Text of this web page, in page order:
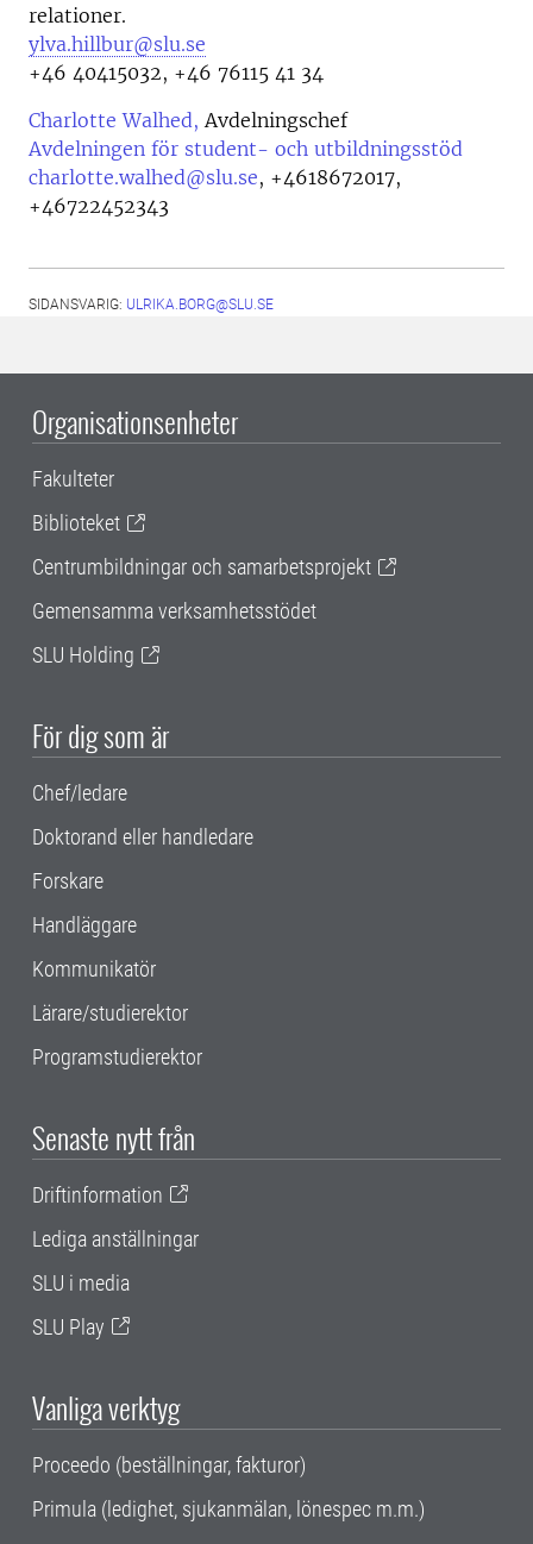
relationer.
ylva.hillbur@slu.se
+46 40415032, +46 76115 41 34
Charlotte Walhed, Avdelningschef
Avdelningen för student- och utbildningsstöd
charlotte.walhed@slu.se, +4618672017,
+46722452343
SIDANSVARIG: ULRIKA.BORG@SLU.SE
Organisationsenheter
Fakulteter
Biblioteket
Centrumbildningar och samarbetsprojekt
Gemensamma verksamhetsstödet
SLU Holding
För dig som är
Chef/ledare
Doktorand eller handledare
Forskare
Handläggare
Kommunikatör
Lärare/studierektor
Programstudierektor
Senaste nytt från
Driftinformation
Lediga anställningar
SLU i media
SLU Play
Vanliga verktyg
Proceedo (beställningar, fakturor)
Primula (ledighet, sjukanmälan, lönespec m.m.)